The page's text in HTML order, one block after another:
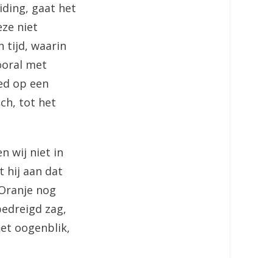
gaat het
niet
tijd, waarin
met
op een
tot het
wij niet in
hij aan dat
nog
zag,
oogenblik,